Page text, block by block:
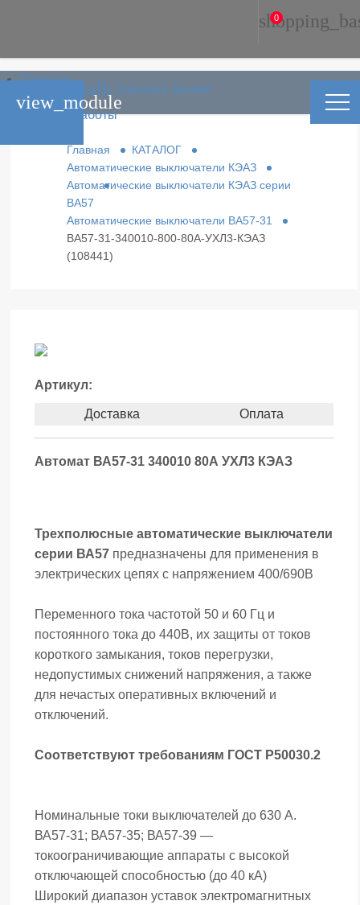
phone_in_talk Заказать звонок
Главная
Каталог
Условия работы
0
Главная
КАТАЛОГ
Автоматические выключатели КЭАЗ
Автоматические выключатели КЭАЗ серии
ВА57
Автоматические выключатели ВА57-31
ВА57-31-340010-800-80А-УХЛ3-КЭАЗ
(108441)
Артикул:
Доставка Оплата
Автомат ВА57-31 340010 80А УХЛ3 КЭАЗ
Трехполюсные автоматические выключатели
серии ВА57 предназначены для применения в
электрических цепях с напряжением 400/690В
Переменного тока частотой 50 и 60 Гц и
постоянного тока до 440В, их защиты от токов
короткого замыкания, токов перегрузки,
недопустимых снижений напряжения, а также
для нечастых оперативных включений и
отключений.
Соответствуют требованиям ГОСТ Р50030.2
Номинальные токи выключателей до 630 А.
ВА57-31; ВА57-35; ВА57-39 —
токоограничивающие аппараты с высокой
отключающей способностью (до 40 кА)
Широкий диапазон уставок электромагнитных
view_module